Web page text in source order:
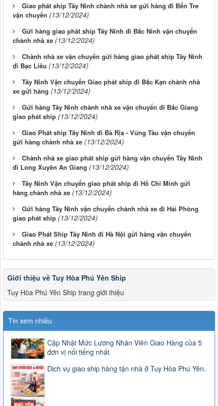
Giao phát ship Tây Ninh chành nhà xe gửi hàng đi Bến Tre
vận chuyển (13/12/2024)
Gửi hàng giao phát ship Tây Ninh đi Bắc Ninh vận chuyển
chành nhà xe (13/12/2024)
Chành nhà xe vận chuyển gửi hàng giao phát ship Tây Ninh
đi Bạc Liêu (13/12/2024)
Tây Ninh Vận chuyển Giao phát ship đi Bắc Kạn chành nhà
xe gửi hàng (13/12/2024)
Gửi hàng Tây Ninh chành nhà xe vận chuyển đi Bắc Giang
giao phát ship (13/12/2024)
Giao Phát ship Tây Ninh đi Bà Rịa - Vũng Tàu vận chuyển
gửi hàng chành nhà xe (13/12/2024)
Chành nhà xe giao phát ship gửi hàng vận chuyển Tây Ninh
đi Long Xuyên An Giang (13/12/2024)
Tây Ninh Vận chuyển giao phát ship đi Hồ Chí Minh gửi
hàng chành nhà xe (13/12/2024)
Gửi hàng Tây Ninh vận chuyển chành nhà xe đi Hải Phòng
giao phát ship (13/12/2024)
Giao Phát Ship Tây Ninh đi Hà Nội gửi hàng vận chuyển
chành nhà xe (13/12/2024)
Giới thiệu về Tuy Hòa Phú Yên Ship
Tuy Hòa Phú Yên Ship trang giới thiệu
Tin xem nhiều
Cập Nhật Mức Lương Nhân Viên Giao Hàng của 5
đơn vị nổi tiếng nhất
Dịch vụ giao ship hàng tận nhà ở Tuy Hòa Phú Yên.